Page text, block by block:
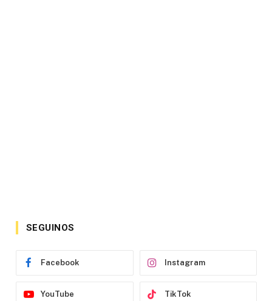
SEGUINOS
Facebook Instagram
YouTube TikTok